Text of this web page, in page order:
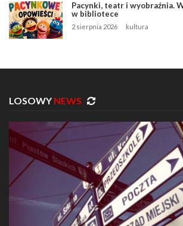
Pacynki, teatr i wyobraźnia.
w bibliotece
2 sierpnia 2026 kultura
LOSOWY NEWS